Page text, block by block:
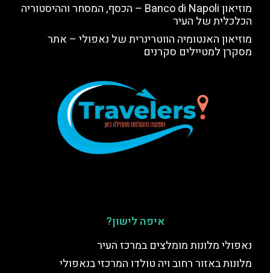
מוזיאון Banco di Napoli – הכסף, המסחר וההיסטוריה
הכלכלית של העיר
מוזיאון האנטומיה הווטרינרית של נאפולי – אתר
מסקרן למטיילים סקרנים
איפה לישון?
נאפולי מלונות מומלצים במרכז העיר
מלונות באזור רחוב ויה טולדו המרכזי בנאפולי